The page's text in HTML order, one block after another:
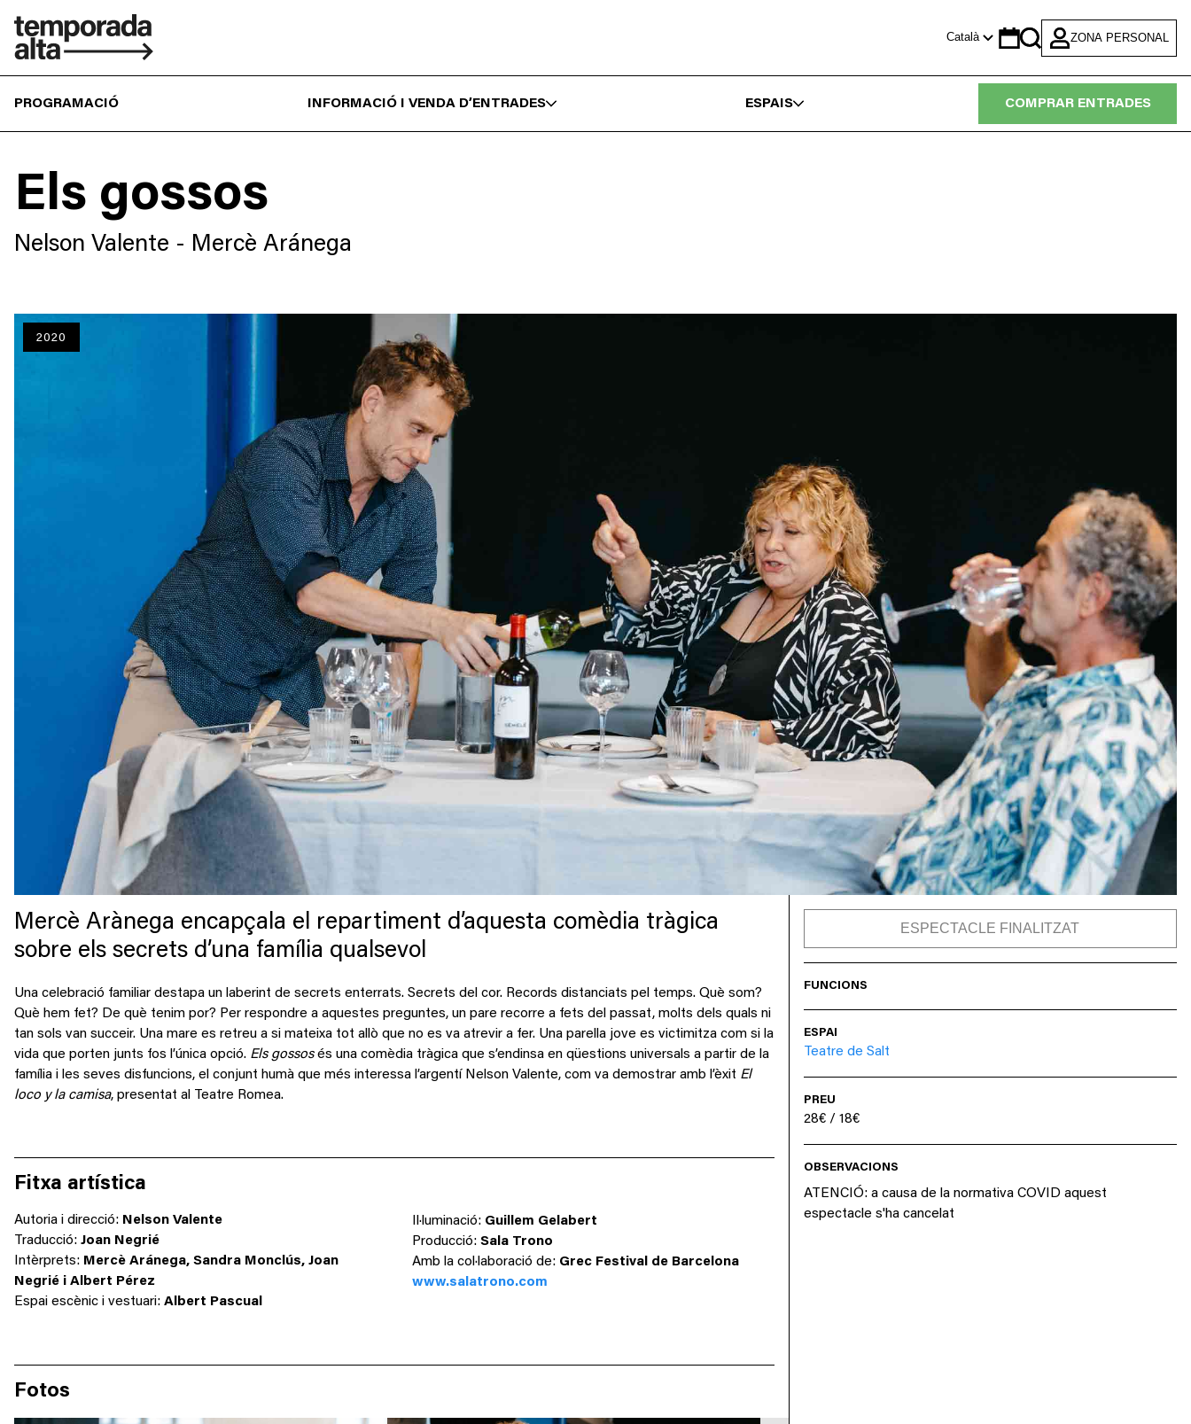
Temporada
Català
Calendar
Search
ZONA PERSONAL
PROGRAMACIÓ INFORMACIÓ I VENDA D’ENTRADES ESPAIS COMPRAR ENTRADES
Els gossos
Nelson Valente - Mercè Aránega
2020
ESPECTACLE FINALITZAT
FUNCIONS
ESPAI
Teatre de Salt
PREU
28€ / 18€
OBSERVACIONS
ATENCIÓ: a causa de la normativa COVID aquest
espectacle s'ha cancelat
Mercè Arànega encapçala el repartiment d’aquesta comèdia tràgica
sobre els secrets d’una família qualsevol
Una celebració familiar destapa un laberint de secrets enterrats. Secrets del cor. Records distanciats pel temps. Què som?
Què hem fet? De què tenim por? Per respondre a aquestes preguntes, un pare recorre a fets del passat, molts dels quals ni
tan sols van succeir. Una mare es retreu a si mateixa tot allò que no es va atrevir a fer. Una parella jove es victimitza com si la
vida que porten junts fos l’única opció. Els gossosés una comèdia tràgica que s’endinsa en qüestions universals a partir de la
família i les seves disfuncions, el conjunt humà que més interessa l’argentí Nelson Valente, com va demostrar amb l’èxit El
locoy la camisa, presentat al Teatre Romea.
Fitxa artística
Autoria i direcció: Nelson Valente
Traducció: Joan Negrié
Intèrprets: Mercè Aránega, Sandra Monclús, Joan
Negrié i Albert Pérez
Espai escènic i vestuari: Albert Pascual
Il·luminació: Guillem Gelabert
Producció: Sala Trono
Amb la col·laboració de: Grec Festival de Barcelona
www.salatrono.com
Fotos